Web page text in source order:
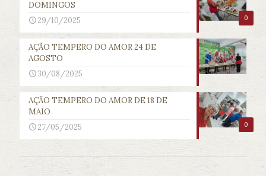
0
DOMINGOS
29/10/2025
AÇÃO TEMPERO DO AMOR 24 DE
AGOSTO
30/08/2025
0
AÇÃO TEMPERO DO AMOR DE 18 DE
MAIO
27/05/2025